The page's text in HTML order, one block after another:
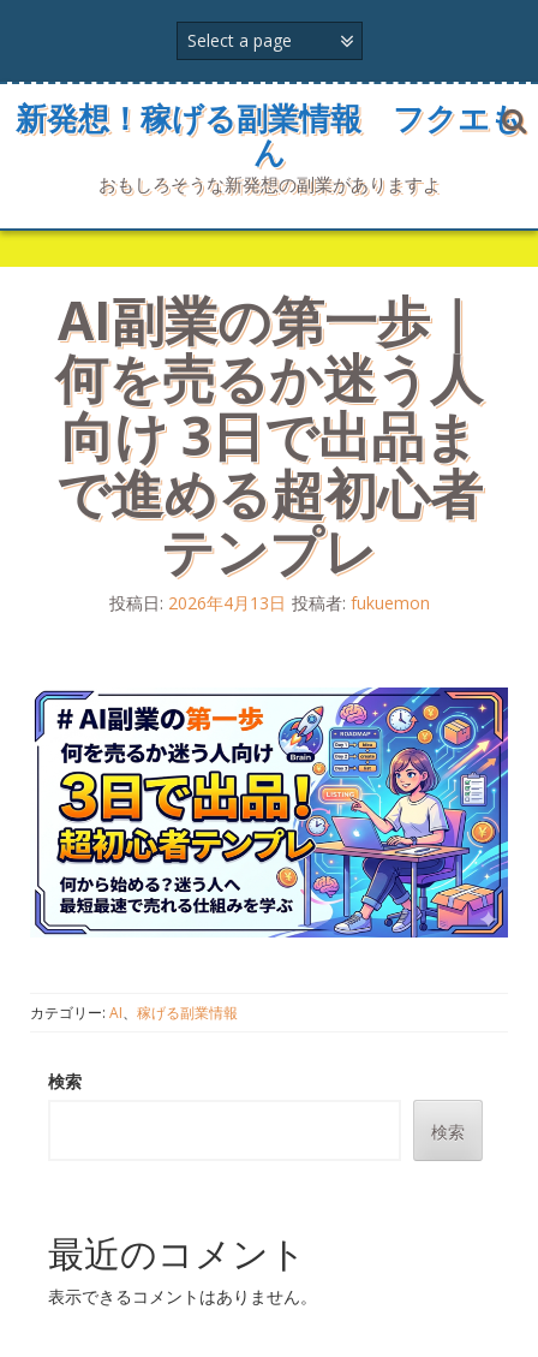
ン
プ
新発想！稼げる副業情報 フクエも
ん
おもしろそうな新発想の副業がありますよ
AI副業の第一歩｜
何を売るか迷う人
向け 3日で出品ま
で進める超初心者
テンプレ
投稿日: 2026年4月13日 投稿者: fukuemon
カテゴリー: AI、 稼げる副業情報
検索
検索
最近のコメント
表示できるコメントはありません。